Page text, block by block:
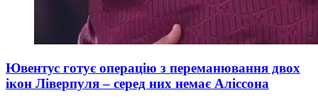
Ювентус готує операцію з переманювання двох
ікон Ліверпуля – серед них немає Аліссона